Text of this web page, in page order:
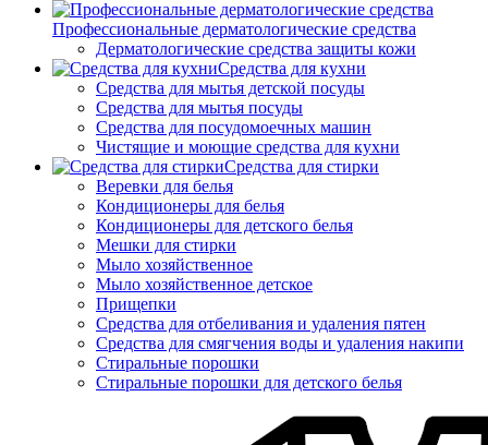
Профессиональные дерматологические средства
Дерматологические средства защиты кожи
Средства для кухни
Средства для мытья детской посуды
Средства для мытья посуды
Средства для посудомоечных машин
Чистящие и моющие средства для кухни
Средства для стирки
Веревки для белья
Кондиционеры для белья
Кондиционеры для детского белья
Мешки для стирки
Мыло хозяйственное
Мыло хозяйственное детское
Прищепки
Средства для отбеливания и удаления пятен
Средства для смягчения воды и удаления накипи
Стиральные порошки
Стиральные порошки для детского белья